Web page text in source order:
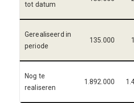
tot datum
Gerealiseerd in
periode
135.000
Nog te
realiseren
1.892.000